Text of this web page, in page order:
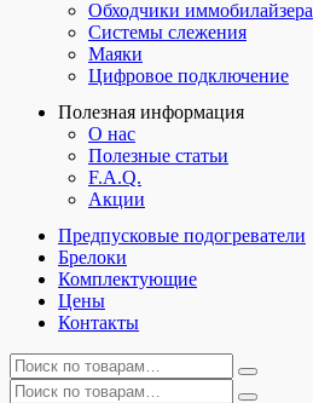
Обходчики иммобилайзера
Системы слежения
Маяки
Цифровое подключение
Полезная информация
О нас
Полезные статьи
F.A.Q.
Акции
Предпусковые подогреватели
Брелоки
Комплектующие
Цены
Контакты
Искать:
Искать: